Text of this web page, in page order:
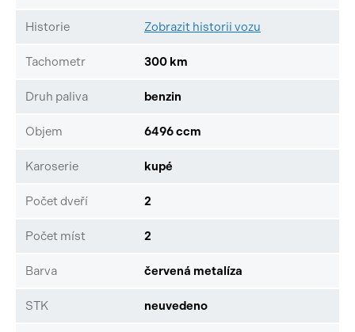
Historie Zobrazit historii vozu
Tachometr 300 km
Druh paliva benzin
Objem 6496 ccm
Karoserie kupé
Počet dveří 2
Počet míst 2
Barva červená metalíza
STK neuvedeno